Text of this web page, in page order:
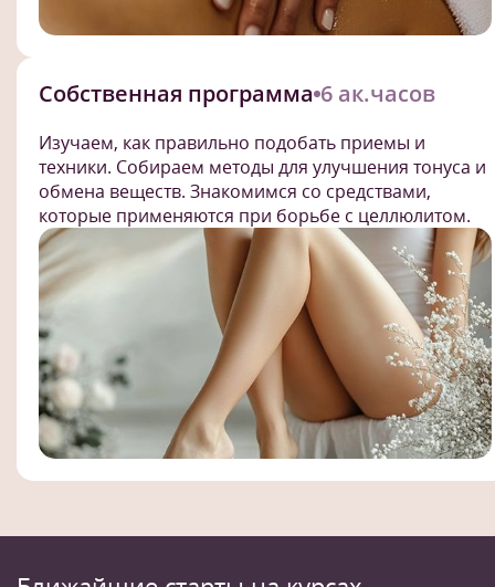
Собственная программа 6 ак.часов
Изучаем, как правильно подобать приемы и
техники. Собираем методы для улучшения тонуса и
обмена веществ. Знакомимся со средствами,
которые применяются при борьбе с целлюлитом.